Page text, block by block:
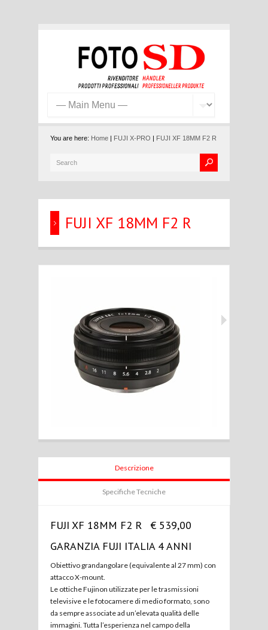
You are here: Home FUJI X-PRO FUJI XF 18MM F2 R
FUJI XF 18MM F2 R
Descrizione
Specifiche Tecniche
FUJI XF 18MM F2 R € 539,00
GARANZIA FUJI ITALIA 4 ANNI
Obiettivo grandangolare (equivalente al 27 mm) con
attacco X-mount.
Le ottiche Fujinon utilizzate per le trasmissioni
televisive e le fotocamere di medio formato, sono
da sempre associate ad un’elevata qualità delle
immagini. Tutta l’esperienza nel campo della